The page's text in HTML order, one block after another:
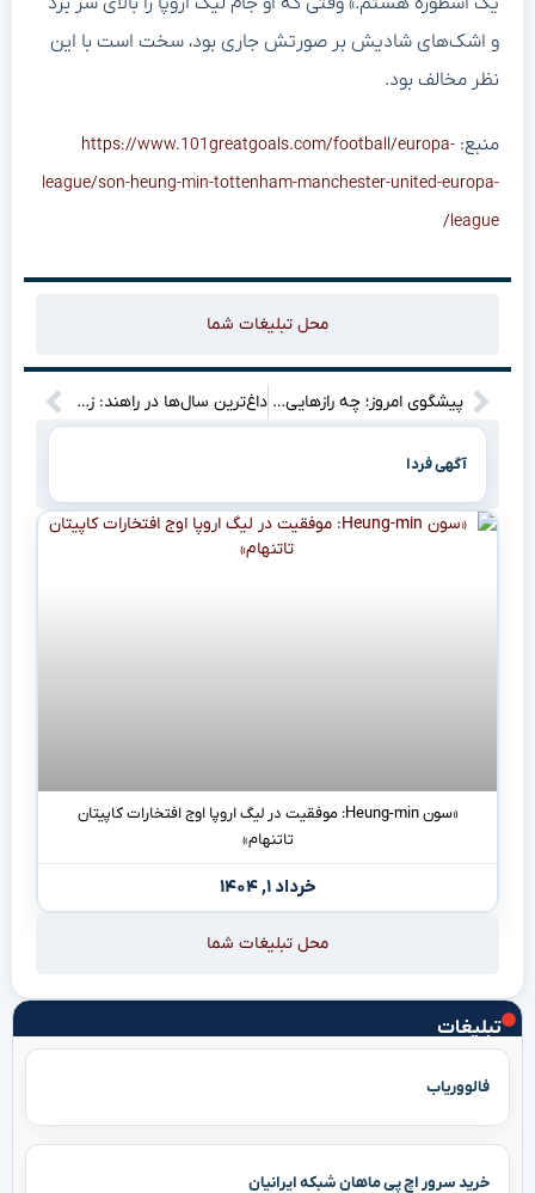
تبلیغات
فالووریاب
خرید سرور اچ پی ماهان شبکه ایرانیان
و اشک‌های شادیش بر صورتش جاری بود، سخت است با این
نظر مخالف بود.
منبع: https://www.101greatgoals.com/football/europa-
league/son-heung-min-tottenham-manchester-united-europa-
league/
محل تبلیغات شما
پیشگوی امروز؛ چه رازهایی در فال ابجد پنجشنبه ۱ خرداد ۱۴۰۴ برای شما نهفته است؟ داغ‌ترین سال‌ها در راهند: زمین در آستانه عبور از هدف ۱٫۵ درجه‌ای برای دومین سال متوالی!
آگهی فردا
«سون Heung-min: موفقیت در لیگ اروپا اوج افتخارات کاپیتان
تاتنهام»
خرداد ۱, ۱۴۰۴
محل تبلیغات شما